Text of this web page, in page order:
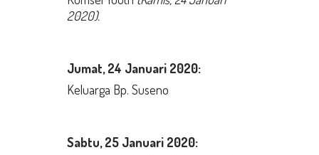
2020).
Jumat,24 Januari 2020:
Keluarga Bp. Suseno
Sabtu, 25 Januari 2020: